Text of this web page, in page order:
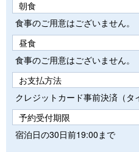
朝食
食事のご用意はございません。
昼食
食事のご用意はございません。
お支払方法
クレジットカード事前決済（タ
予約受付期限
宿泊日の30日前19:00まで